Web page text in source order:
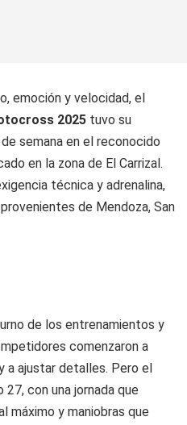
emoción y velocidad, el
2025 tuvo su
semana en el reconocido
en la zona de El Carrizal.
técnica y adrenalina,
de Mendoza, San
de los entrenamientos y
comenzaron a
a ajustar detalles. Pero el
con una jornada que
máximo y maniobras que